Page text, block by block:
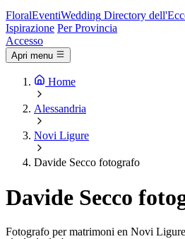
FloralEventiWedding Directory
Ispirazione Per Provincia
Accesso
Apri menu
Home
Alessandria
Novi Ligure
Davide Secco fotografo
Davide Secco
Fotografo per matrimoni en Novi